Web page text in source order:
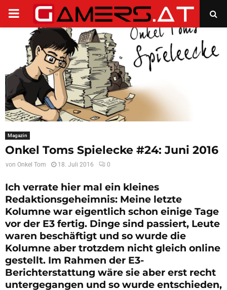
PRIMARY
MENU
Magazin
Onkel Toms Spielecke #24: Juni 2016
von Onkel Tom 18. Juli 2016 0
Ich verrate hier mal ein kleines
Redaktionsgeheimnis: Meine letzte
Kolumne war eigentlich schon einige Tage
vor der E3 fertig. Dinge sind passiert, Leute
waren beschäftigt und so wurde die
Kolumne aber trotzdem nicht gleich online
gestellt. Im Rahmen der E3-
Berichterstattung wäre sie aber erst recht
untergegangen und so wurde entschieden,